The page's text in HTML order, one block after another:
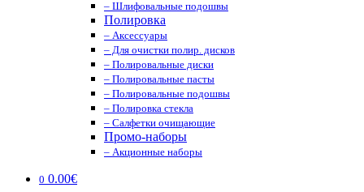
– Шлифовальные подошвы
Полировка
– Аксессуары
– Для очистки полир. дисков
– Полировальные диски
– Полировальные пасты
– Полировальные подошвы
– Полировка стекла
– Салфетки очищающие
Промо-наборы
– Акционные наборы
0 0.00€